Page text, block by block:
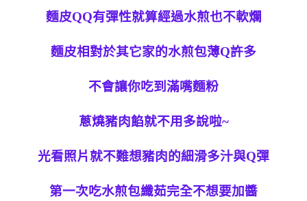
麵皮QQ有彈性就算經過水煎也不軟爛
麵皮相對於其它家的水煎包薄Q許多
不會讓你吃到滿嘴麵粉
蔥燒豬肉餡就不用多說啦~
光看照片就不難想豬肉的細滑多汁與Q彈
第一次吃水煎包纖茹完全不想要加醬